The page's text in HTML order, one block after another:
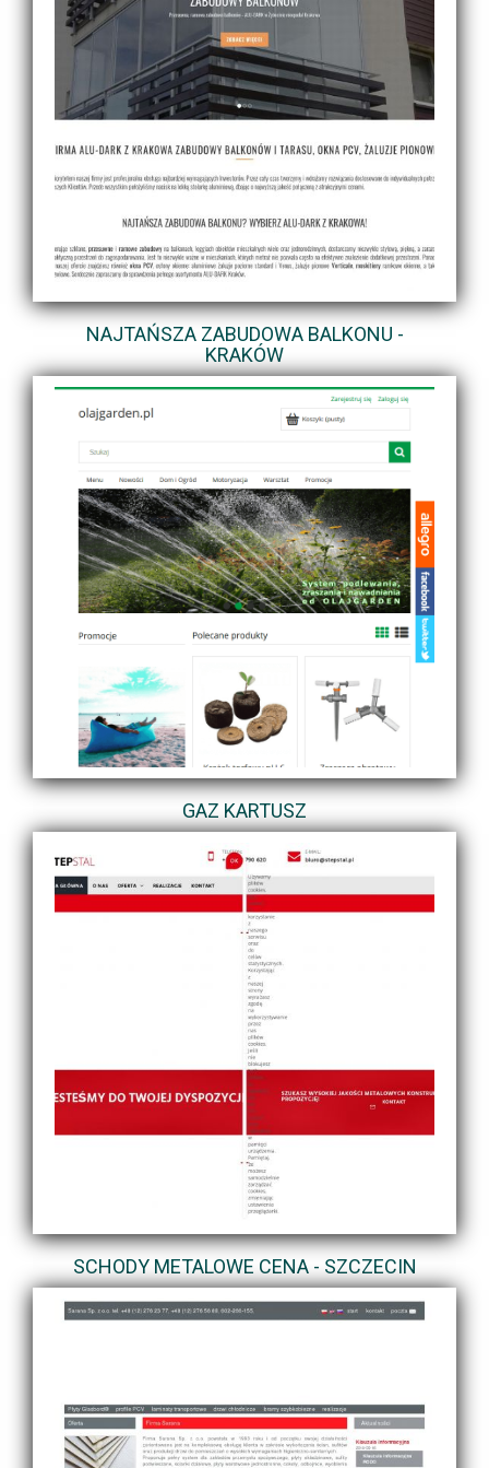
NAJTAŃSZA ZABUDOWA BALKONU -
KRAKÓW
GAZ KARTUSZ
SCHODY METALOWE CENA - SZCZECIN